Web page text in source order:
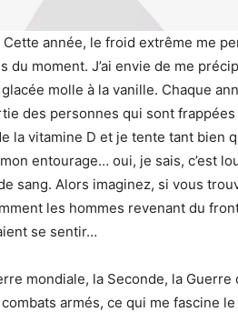
Cette année, le froid extrême me
moment. J’ai envie de me
molle à la vanille. Chaque
des personnes qui sont
la vitamine D et je tente tant bien
entourage… oui, je sais, c’est
sang. Alors imaginez, si vous
les hommes revenant du
se sentir…
mondiale, la Seconde, la Guerre
armés, ce qui me fascine le